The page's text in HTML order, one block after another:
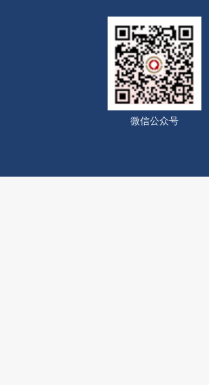
微信公众号